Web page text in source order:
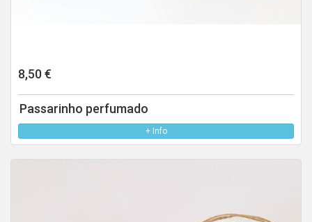
8,50 €
Passarinho perfumado
+ Info